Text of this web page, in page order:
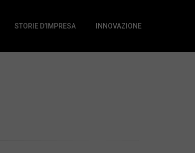
STORIE D’IMPRESA INNOVAZIONE